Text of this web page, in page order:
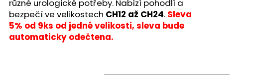
různé urologické potřeby. Nabízí pohodlí a
bezpečí ve velikostech CH12 až CH24. Sleva
5% od 9ks od jedné velikosti, sleva bude
automaticky odečtena.